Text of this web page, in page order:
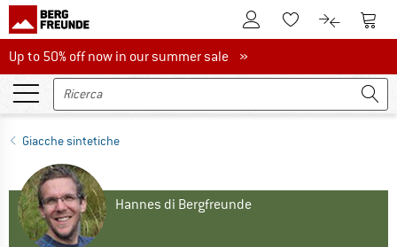
Al conto clienteAlla lista
Al Al
Up to 50% off now in our summer sale
Up to 50% off now in our summer sale »
Giacche sintetiche
Hannes di Bergfreunde